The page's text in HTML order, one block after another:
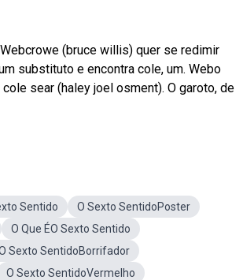
(bruce willis) quer se redimir
substituto e encontra cole, um. Webo
sear (haley joel osment). O garoto, de
Sentido
O Sexto SentidoPoster
O Que ÉO Sexto Sentido
Sexto SentidoBorrifador
O Sexto SentidoVermelho